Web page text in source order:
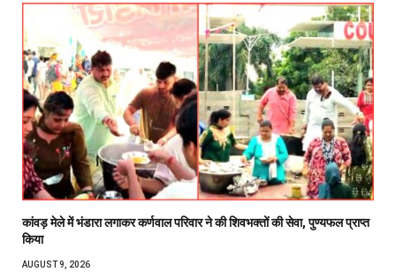
कांवड़ मेले में भंडारा लगाकर कर्णवाल परिवार ने की शिवभक्तों की सेवा, पुण्यफल प्राप्त
किया
AUGUST 9, 2026